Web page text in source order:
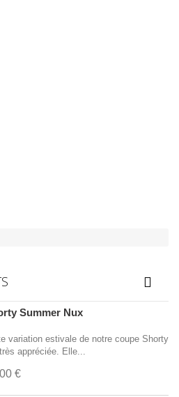
Summer Nux
variation estivale de notre coupe Shorty
appréciée. Elle...
€